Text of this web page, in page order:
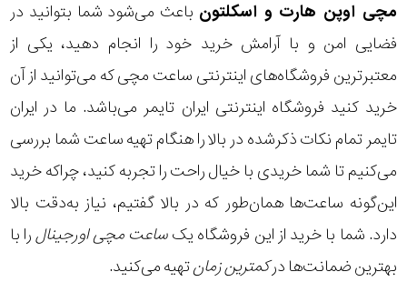
مچی اوپن هارت و اسکلتون باعث می‌شود شما بتوانید در
فضایی امن و با آرامش خرید خود را انجام دهید، یکی از
معتبرترین فروشگاه‌های اینترنتی ساعت مچی که می‌توانید از آن
خرید کنید فروشگاه اینترنتی ایران تایمر می‌باشد. ما در ایران
تایمر تمام نکات ذکرشده در بالا را هنگام تهیه ساعت شما بررسی
می‌کنیم تا شما خریدی با خیال راحت را تجربه کنید، چراکه خرید
این‌گونه ساعت‌ها همان‌طور که در بالا گفتیم، نیاز به‌دقت بالا
دارد. شما با خرید از این فروشگاه یکساعت مچی اورجینالرا با
بهترین ضمانت‌ها درکمترین زمانتهیه می‌کنید.